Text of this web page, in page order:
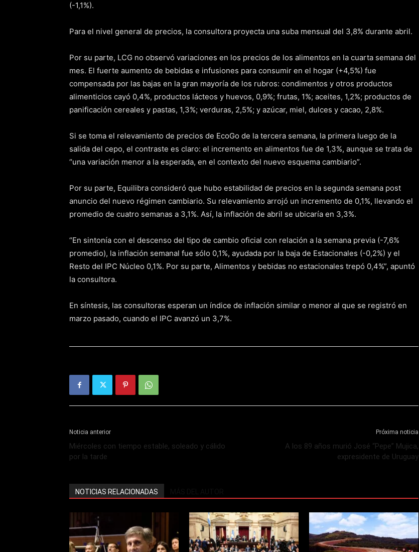
(-1,1%).
Para el nivel general de precios, la consultora proyecta una suba mensual del 3,8% durante abril.
Por su parte, LCG no observó variaciones en los precios de los alimentos en la cuarta semana del
mes. El fuerte aumento de bebidas e infusiones para consumir en el hogar (+4,5%) fue
compensada por las bajas en la gran mayoría de los rubros: condimentos y otros productos
alimenticios cayó 0,4%, productos lácteos y huevos, 0,9%; frutas, 1%; aceites, 1,2%; productos de
panificación cereales y pastas, 1,3%; verduras, 2,5%; y azúcar, miel, dulces y cacao, 2,8%.
Si se toma el relevamiento de precios de EcoGo de la tercera semana, la primera luego de la
salida del cepo, el contraste es claro: el incremento en alimentos fue de 1,3%, aunque se trata de
“una variación menor a la esperada, en el contexto del nuevo esquema cambiario”.
Por su parte, Equilibra consideró que hubo estabilidad de precios en la segunda semana post
anuncio del nuevo régimen cambiario. Su relevamiento arrojó un incremento de 0,1%, llevando el
promedio de cuatro semanas a 3,1%. Así, la inflación de abril se ubicaría en 3,3%.
“En sintonía con el descenso del tipo de cambio oficial con relación a la semana previa (-7,6%
promedio), la inflación semanal fue sólo 0,1%, ayudada por la baja de Estacionales (-0,2%) y el
Resto del IPC Núcleo 0,1%. Por su parte, Alimentos y bebidas no estacionales trepó 0,4%”, apuntó
la consultora.
En síntesis, las consultoras esperan un índice de inflación similar o menor al que se registró en
marzo pasado, cuando el IPC avanzó un 3,7%.
Noticia anterior
Miércoles con tiempo estable, soleado y cálido
por la tarde
Próxima noticia
A los 89 años murió José “Pepe” Mujica,
expresidente de Uruguay
NOTICIAS RELACIONADAS